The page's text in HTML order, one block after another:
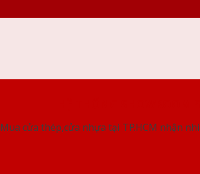
Mua cửa thép,cửa nhựa tại TP.HCM nhận